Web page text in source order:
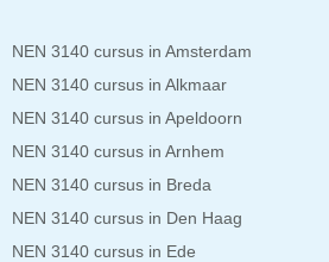
NEN 3140 cursus in Amsterdam
NEN 3140 cursus in Alkmaar
NEN 3140 cursus in Apeldoorn
NEN 3140 cursus in Arnhem
NEN 3140 cursus in Breda
NEN 3140 cursus in Den Haag
NEN 3140 cursus in Ede